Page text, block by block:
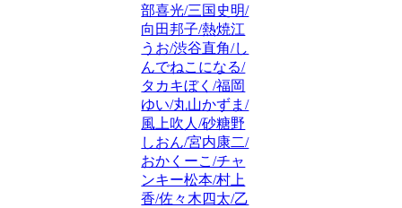
部喜光/三国史明/
向田邦子/熱焼江
うお/渋谷直角/し
んでねこになる/
タカキぼく/福岡
ゆい/丸山かずま/
風上吹人/砂糖野
しおん/宮内康二/
おかくーこ/チャ
ンキー松本/村上
香/佐々木四太/乙